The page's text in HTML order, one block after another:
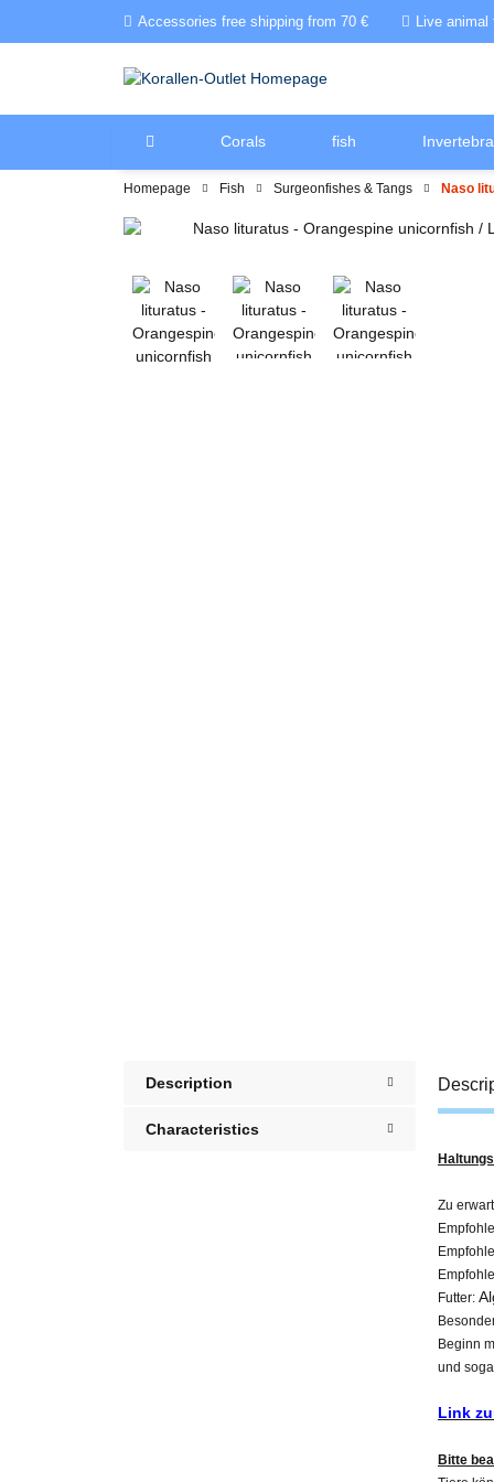
Accessories free shipping from 70 € Live animal
Corals fish
Homepage Fish Surgeonfishes & Tangs Naso
Description
Characteristics
Zu
Futter:
Beginn
und
Link
Bitte